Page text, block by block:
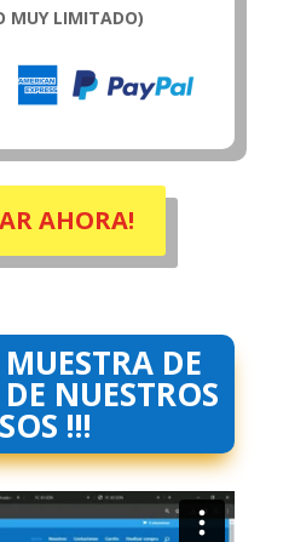
MUY LIMITADO)
AHORA!
DE
NUESTROS
!!!